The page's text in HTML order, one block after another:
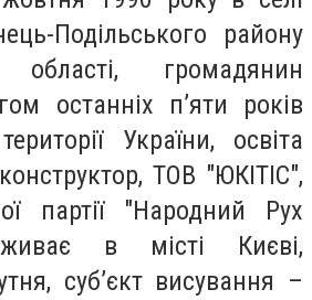
Подільського району
області, громадянин
останніх п’яти років
України, освіта
ТОВ "ЮКІТІС",
партії "Народний Рух
в місті Києві,
суб’єкт висування –